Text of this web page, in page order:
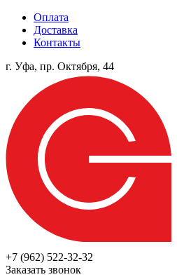
Оплата
Доставка
Контакты
г. Уфа, пр. Октября, 44
+7 (962) 522-32-32
Заказать звонок